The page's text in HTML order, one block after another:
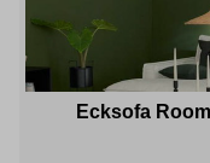
Ecksofa